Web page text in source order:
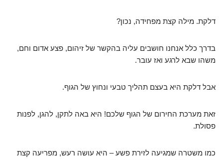
דלקת. מילה קצת מפחידה, נכון?
בדרך כלל אנחנו חושבים עליה בהקשר של זיהום, פצע אדום וחם,
משהו שבא לרגע ואז עובר.
אבל דלקת היא בעצם תהליך טבעי ונחוץ של הגוף.
זאת מערכת החירום של הגוף שלכם! היא באה לתקן, להגן, לפנות
פסולת.
כמו משטרה שמגיעה לזירת פשע – היא עושה רעש, מפריעה קצת